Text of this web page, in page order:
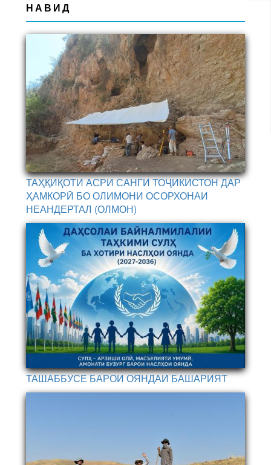
НАВИД
ТАҲҚИҚОТИ АСРИ САНГИ ТОҶИКИСТОН ДАР
ҲАМКОРӢ БО ОЛИМОНИ ОСОРХОНАИ
НЕАНДЕРТАЛ (ОЛМОН)
ТАШАББУСЕ БАРОИ ОЯНДАИ БАШАРИЯТ